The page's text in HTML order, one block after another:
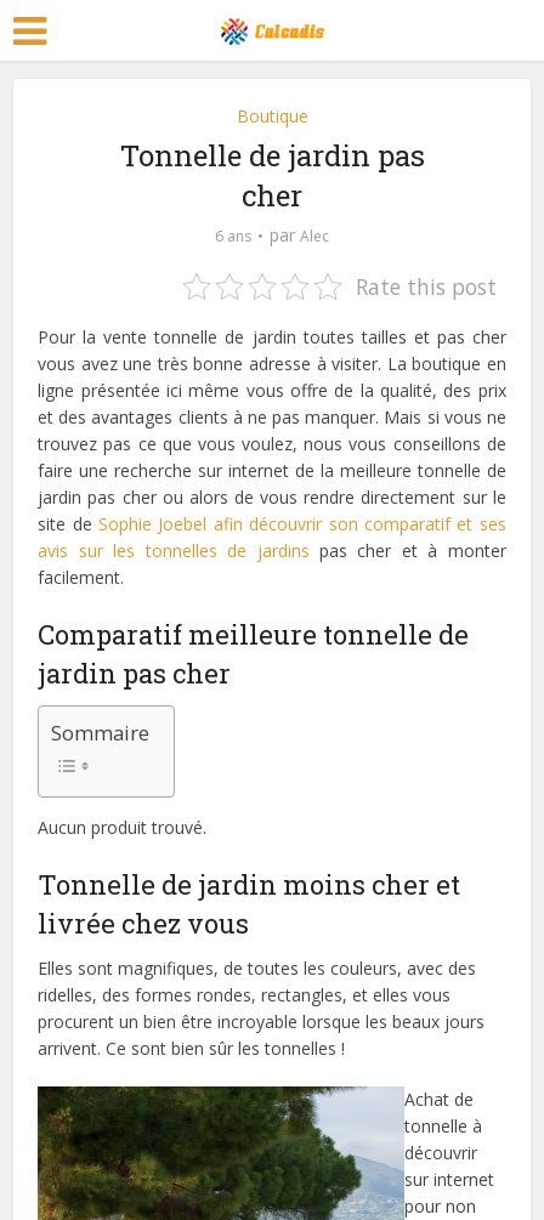
Boutique
Tonnelle de jardin pas
cher
6 ans par Alec
Rate this post
Pour la vente tonnelle de jardin toutes tailles et pas cher
vous avez une très bonne adresse à visiter. La boutique en
ligne présentée ici même vous offre de la qualité, des prix
et des avantages clients à ne pas manquer. Mais si vous ne
trouvez pas ce que vous voulez, nous vous conseillons de
faire une recherche sur internet de la meilleure tonnelle de
jardin pas cher ou alors de vous rendre directement sur le
site deSophie Joebel afin découvrir son comparatif et ses
avis sur les tonnelles de jardins pas cher et à monter
facilement.
Comparatif meilleure tonnelle de
jardin pas cher
Sommaire
Aucun produit trouvé.
Tonnelle de jardin moins cher et
livrée chez vous
Elles sont magnifiques, de toutes les couleurs, avec des
ridelles, des formes rondes, rectangles, et elles vous
procurent un bien être incroyable lorsque les beaux jours
arrivent. Ce sont bien sûr les tonnelles !
Achat de
tonnelle à
découvrir
sur internet
pour non